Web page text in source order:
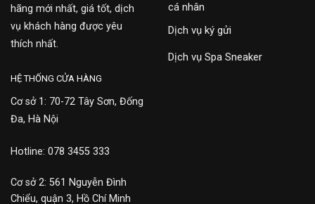
hãng mới nhất, giá tốt, dịch
vụ khách hàng được yêu
thích nhất.
cá nhân
Dịch vụ ký gửi
Dịch vụ Spa Sneaker
HỆ THỐNG CỬA HÀNG
Cơ sở 1: 70-72 Tây Sơn, Đống
Đa, Hà Nội
Hotline: 078 3455 333
Cơ sở 2: 561 Nguyễn Đình
Chiểu, quận 3, Hồ Chí Minh